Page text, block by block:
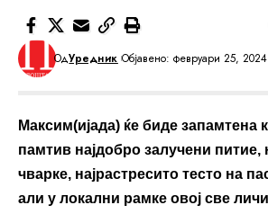
ОдУредник Објавено: февруари 25, 2024
Максим(ијада) ќе биде запамтена
памтив најдобро залучени питие,
чварке, најрастресито тесто на
али у локални рамке овој све